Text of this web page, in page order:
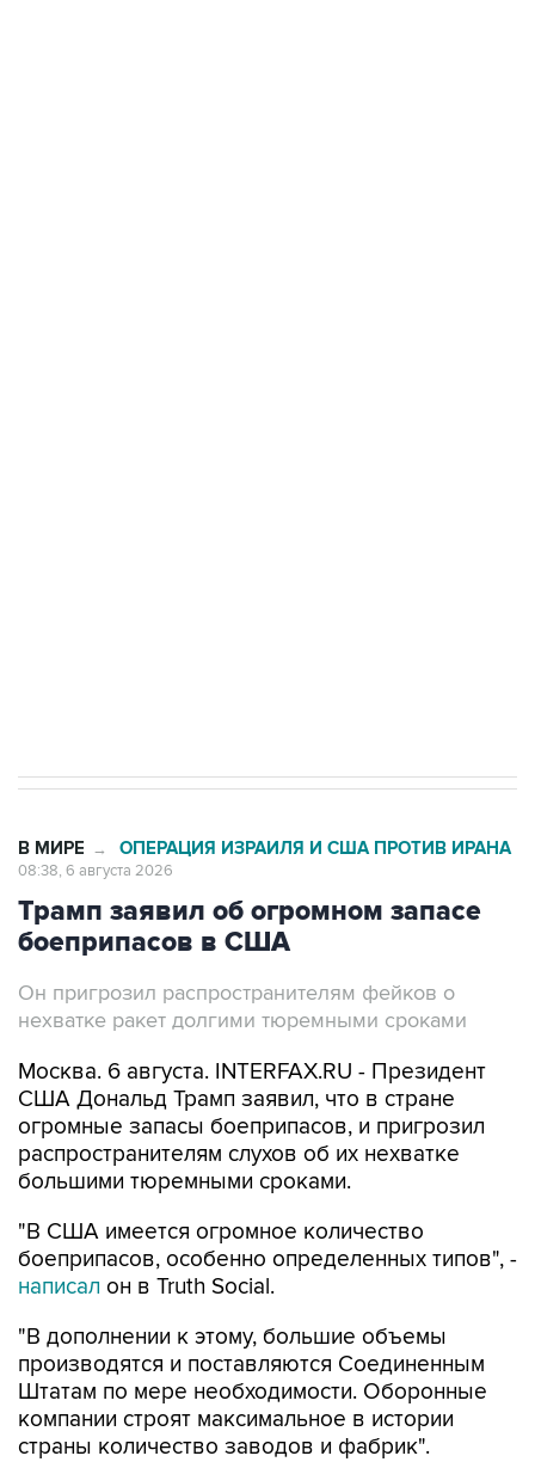
В МИРЕ → ОПЕРАЦИЯ ИЗРАИЛЯ И США ПРОТИВ ИРАНА
08:38, 6 августа 2026
Трамп заявил об огромном запасе
боеприпасов в США
Он пригрозил распространителям фейков о
нехватке ракет долгими тюремными сроками
Москва. 6 августа. INTERFAX.RU - Президент
США Дональд Трамп заявил, что в стране
огромные запасы боеприпасов, и пригрозил
распространителям слухов об их нехватке
большими тюремными сроками.
"В США имеется огромное количество
боеприпасов, особенно определенных типов", -
написал он в Truth Social.
"В дополнении к этому, большие объемы
производятся и поставляются Соединенным
Штатам по мере необходимости. Оборонные
компании строят максимальное в истории
страны количество заводов и фабрик".